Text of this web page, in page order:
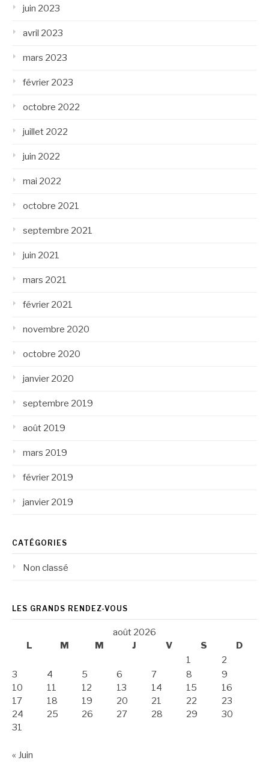
juin 2023
avril 2023
mars 2023
février 2023
octobre 2022
juillet 2022
juin 2022
mai 2022
octobre 2021
septembre 2021
juin 2021
mars 2021
février 2021
novembre 2020
octobre 2020
janvier 2020
septembre 2019
août 2019
mars 2019
février 2019
janvier 2019
CATÉGORIES
Non classé
LES GRANDS RENDEZ-VOUS
août 2026
L
M M J V S
D
1
2
3
4 5 6 7 8
9
10
11 12 13 14 15
16
17
18 19 20 21 22
23
24
25 26 27 28 29
30
31
« Juin